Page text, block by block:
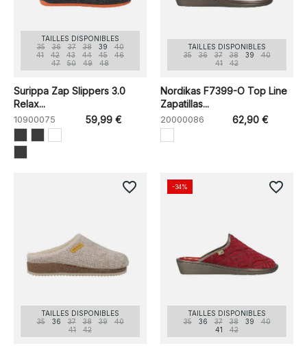
TAILLES DISPONIBLES
35
36 37 38 39
40
41
42 43 44 45
46
47
50 49 48
Surippa Zap Slippers 3.0
Relax...
10900075 59,99 €
TAILLES DISPONIBLES
35
36 37 38 39
40
41
42
Nordikas F7399-O Top Line
Zapatillas...
20000086 62,90 €
TAILLES DISPONIBLES
35
36 37 38 39
40
41
42
favorite_border
TAILLES DISPONIBLES
35
36 37 38 39
40
41
42
-34% favorite_border